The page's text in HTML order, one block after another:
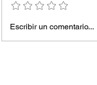
Es la first class de la
Escribir un comentario...